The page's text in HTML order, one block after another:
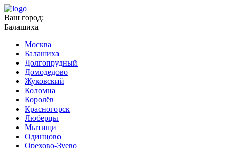
Ваш город:
Балашиха
Москва
Балашиха
Долгопрудный
Домодедово
Жуковский
Коломна
Королёв
Красногорск
Люберцы
Мытищи
Одинцово
Орехово-Зуево